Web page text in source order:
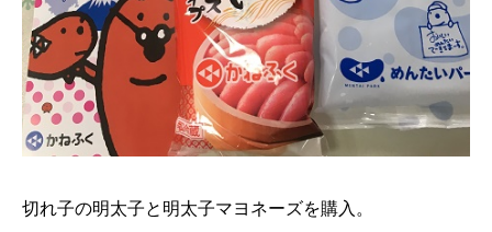
切れ子の明太子と明太子マヨネーズを購入。